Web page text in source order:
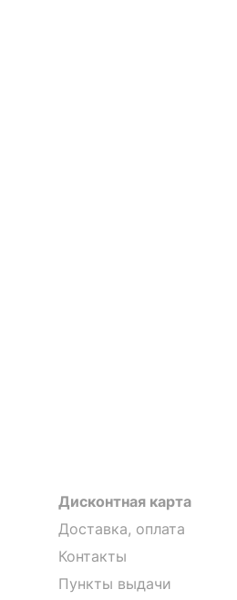
Дисконтная карта
Доставка, оплата
Контакты
Пункты выдачи